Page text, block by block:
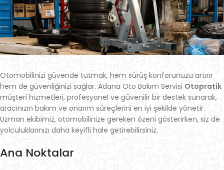
Otomobilinizi güvende tutmak, hem sürüş konforunuzu artırır
hem de güvenliğinizi sağlar. Adana Oto Bakım Servisi Otopratik
müşteri hizmetleri, profesyonel ve güvenilir bir destek sunarak,
aracınızın bakım ve onarım süreçlerini en iyi şekilde yönetir.
Uzman ekibimiz, otomobilinize gereken özeni gösterirken, siz de
yolculuklarınızı daha keyifli hale getirebilirsiniz.
Ana Noktalar